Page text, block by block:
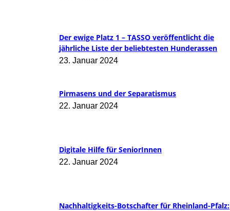
Der ewige Platz 1 – TASSO veröffentlicht die
jährliche Liste der beliebtesten Hunderassen
23. Januar 2024
Pirmasens und der Separatismus
22. Januar 2024
Digitale Hilfe für SeniorInnen
22. Januar 2024
Nachhaltigkeits-Botschafter für Rheinland-Pfalz: